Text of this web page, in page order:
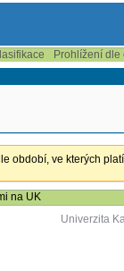
Prohlížení
období, ve kterých
na UK
Univerzita